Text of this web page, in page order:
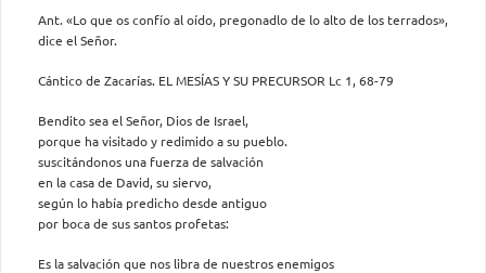
Ant. «Lo que os confío al oído, pregonadlo de lo alto de los terrados»,
dice el Señor.
Cántico de Zacarías. EL MESÍAS Y SU PRECURSOR Lc 1, 68-79
Bendito sea el Señor, Dios de Israel,
porque ha visitado y redimido a su pueblo.
suscitándonos una fuerza de salvación
en la casa de David, su siervo,
según lo había predicho desde antiguo
por boca de sus santos profetas:
Es la salvación que nos libra de nuestros enemigos